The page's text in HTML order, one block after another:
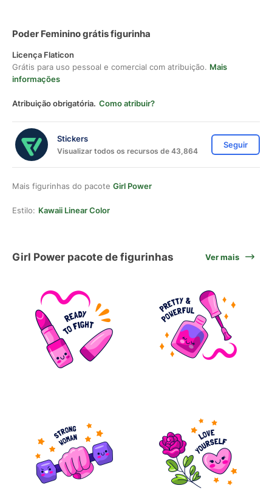
Poder Feminino grátis figurinha
Licença Flaticon
Grátis para uso pessoal e comercial com atribuição. Mais
informações
Atribuição obrigatória. Como atribuir?
Stickers
Visualizar todos os recursos de 43,864
Seguir
Mais figurinhas do pacote Girl Power
Estilo: Kawaii Linear Color
Girl Power pacote de figurinhas Ver mais